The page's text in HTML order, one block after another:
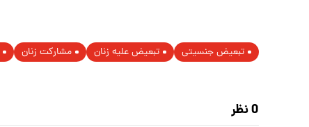
تبعیض جنسیتی تبعیض علیه زنان مشارکت زنان
0 نظر